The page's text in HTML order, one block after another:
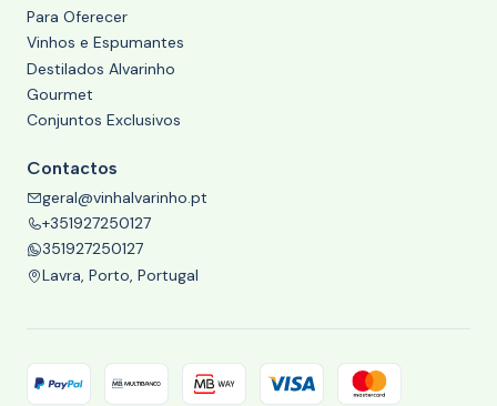
Para Oferecer
Vinhos e Espumantes
Destilados Alvarinho
Gourmet
Conjuntos Exclusivos
Contactos
geral@vinhalvarinho.pt
+351927250127
351927250127
Lavra, Porto, Portugal